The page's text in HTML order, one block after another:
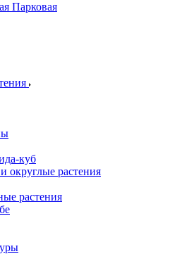
Парковая
куб
округлые растения
растения